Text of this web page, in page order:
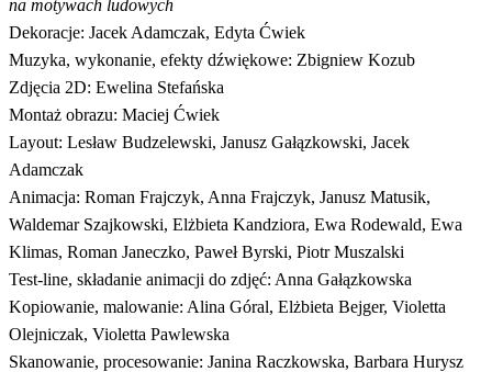
na motywach ludowych
Dekoracje: Jacek Adamczak, Edyta Ćwiek
Muzyka, wykonanie, efekty dźwiękowe: Zbigniew Kozub
Zdjęcia 2D: Ewelina Stefańska
Montaż obrazu: Maciej Ćwiek
Layout: Lesław Budzelewski, Janusz Gałązkowski, Jacek
Adamczak
Animacja: Roman Frajczyk, Anna Frajczyk, Janusz Matusik,
Waldemar Szajkowski, Elżbieta Kandziora, Ewa Rodewald, Ewa
Klimas, Roman Janeczko, Paweł Byrski, Piotr Muszalski
Test-line, składanie animacji do zdjęć: Anna Gałązkowska
Kopiowanie, malowanie: Alina Góral, Elżbieta Bejger, Violetta
Olejniczak, Violetta Pawlewska
Skanowanie, procesowanie: Janina Raczkowska, Barbara Hurysz